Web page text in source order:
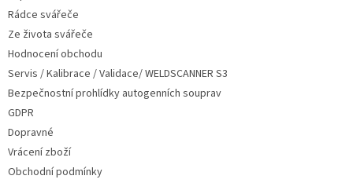
Rádce svářeče
Ze života svářeče
Hodnocení obchodu
Servis / Kalibrace / Validace/ WELDSCANNER S3
Bezpečnostní prohlídky autogenních souprav
GDPR
Dopravné
Vrácení zboží
Obchodní podmínky